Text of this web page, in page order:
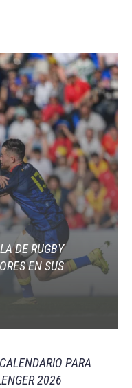
DE RUGBY
EN SUS
PARA
2026